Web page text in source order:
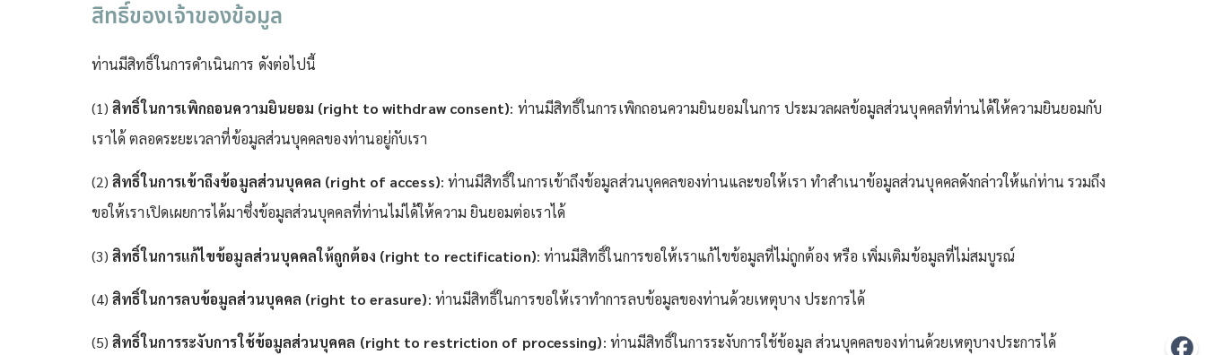
สิทธิ์ของเจ้าของข้อมูล
ท่านมีสิทธิ์ในการดำเนินการ ดังต่อไปนี้
(1)สิทธิ์ในการเพิกถอนความยินยอม (right to withdraw consent): ท่านมีสิทธิ์ในการเพิกถอนความยินยอมในการ ประมวลผลข้อมูลส่วนบุคคลที่ท่านได้ให้ความยินยอมกับ
เราได้ ตลอดระยะเวลาที่ข้อมูลส่วนบุคคลของท่านอยู่กับเรา
(2)สิทธิ์ในการเข้าถึงข้อมูลส่วนบุคคล (right of access): ท่านมีสิทธิ์ในการเข้าถึงข้อมูลส่วนบุคคลของท่านและขอให้เรา ทำสำเนาข้อมูลส่วนบุคคลดังกล่าวให้แก่ท่าน รวมถึง
ขอให้เราเปิดเผยการได้มาซึ่งข้อมูลส่วนบุคคลที่ท่านไม่ได้ให้ความ ยินยอมต่อเราได้
(3)สิทธิ์ในการแก้ไขข้อมูลส่วนบุคคลให้ถูกต้อง (right to rectification): ท่านมีสิทธิ์ในการขอให้เราแก้ไขข้อมูลที่ไม่ถูกต้อง หรือ เพิ่มเติมข้อมูลที่ไม่สมบูรณ์
(4)สิทธิ์ในการลบข้อมูลส่วนบุคคล (right to erasure): ท่านมีสิทธิ์ในการขอให้เราทำการลบข้อมูลของท่านด้วยเหตุบาง ประการได้
(5)สิทธิ์ในการระงับการใช้ข้อมูลส่วนบุคคล (right to restriction of processing): ท่านมีสิทธิ์ในการระงับการใช้ข้อมูล ส่วนบุคคลของท่านด้วยเหตุบางประการได้